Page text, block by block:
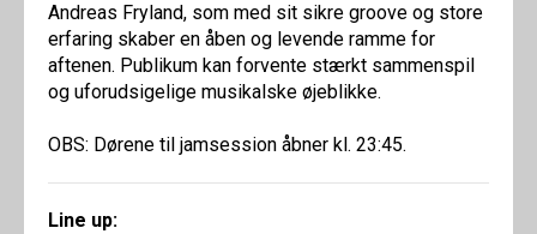
Andreas Fryland, som med sit sikre groove og store
erfaring skaber en åben og levende ramme for
aftenen. Publikum kan forvente stærkt sammenspil
og uforudsigelige musikalske øjeblikke.
OBS: Dørene til jamsession åbner kl. 23:45.
Line up: